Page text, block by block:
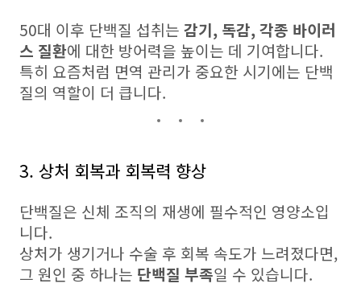
50대 이후 단백질 섭취는 감기, 독감, 각종 바이러
스 질환에 대한 방어력을 높이는 데 기여합니다.
특히 요즘처럼 면역 관리가 중요한 시기에는 단백
질의 역할이 더 큽니다.
3. 상처 회복과 회복력 향상
단백질은 신체 조직의 재생에 필수적인 영양소입
니다.
상처가 생기거나 수술 후 회복 속도가 느려졌다면,
그 원인 중 하나는 단백질 부족일 수 있습니다.